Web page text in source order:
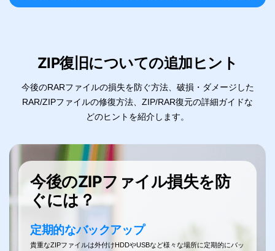
ZIP復旧についての追加ヒント
今後のRARファイルの損失を防ぐ方法、破損・ダメージした
RAR/ZIPファイルの修復方法、ZIP/RAR復元の詳細ガイドな
どのヒントを紹介します。
今後のZIPファイル損失を防
ぐには？
定期的なバックアップ
貴重なZIPファイルは外付けHDDやUSBなど様々な場所に定期的にバッ